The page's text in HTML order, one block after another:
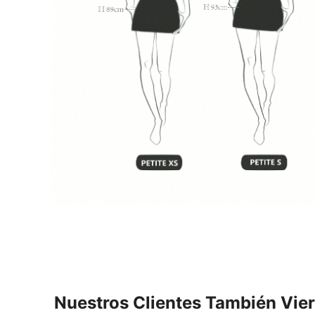
Nuestros Clientes También